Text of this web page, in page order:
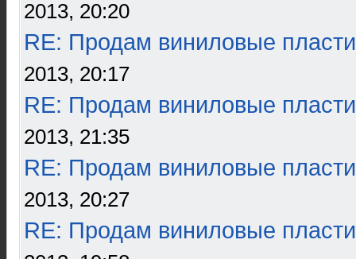
2013, 20:20
RE: Продам виниловые
2013, 20:17
RE: Продам виниловые
2013, 21:35
RE: Продам виниловые
2013, 20:27
RE: Продам виниловые